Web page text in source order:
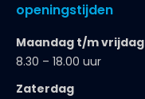
openingstijden
Maandag t/m vrijdag
8.30 – 18.00 uur
Zaterdag